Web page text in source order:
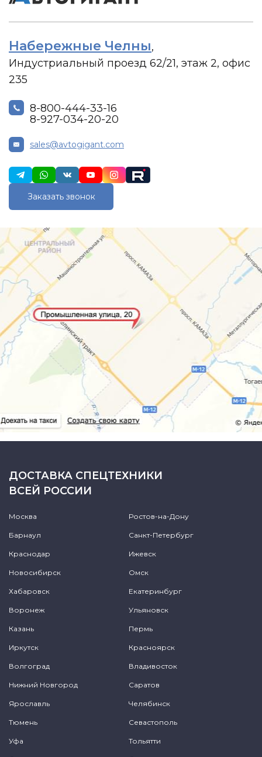
Набережные Челны,
Индустриальный проезд 62/21, этаж 2, офис
235
8-800-444-33-16
8-927-034-20-20
sales@avtogigant.com
Заказать звонок
ДОСТАВКА СПЕЦТЕХНИКИ
ВСЕЙ РОССИИ
Москва Ростов-на-Дону
Барнаул Санкт-Петербург
Краснодар Ижевск
Новосибирск Омск
Хабаровск Екатеринбург
Воронеж Ульяновск
Казань Пермь
Иркутск Красноярск
Волгоград Владивосток
Нижний Новгород Саратов
Ярославль Челябинск
Тюмень Севастополь
Уфа Тольятти